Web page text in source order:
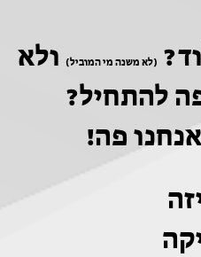
(לא משנה מי המוביל)
ולא
להתחיל?
פה!